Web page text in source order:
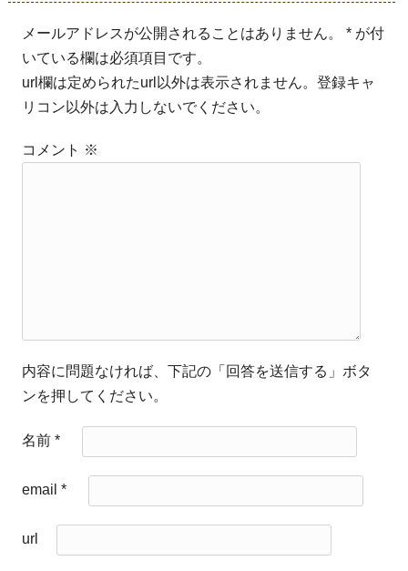
メールアドレスが公開されることはありません。 * が付
いている欄は必須項目です。
url欄は定められたurl以外は表示されません。登録キャ
リコン以外は入力しないでください。
コメント ※
内容に問題なければ、下記の「回答を送信する」ボタ
ンを押してください。
名前*
email*
url